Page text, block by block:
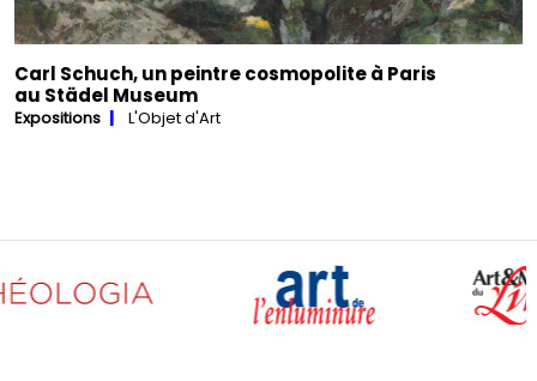
Carl Schuch, un peintre cosmopolite à Paris
au Städel Museum
Expositions L'Objet d'Art